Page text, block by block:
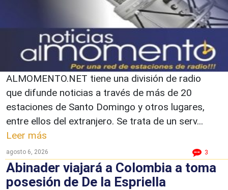
ALMOMENTO.NET tiene una división de radio
que difunde noticias a través de más de 20
estaciones de Santo Domingo y otros lugares,
entre ellos del extranjero. Se trata de un serv...
Leer más
agosto 6, 2026 3
Abinader viajará a Colombia a toma
posesión de De la Espriella